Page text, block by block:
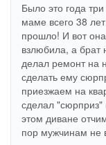
Было это года
маме всего 38
прошло! И вот
взлюбила, а брат
делал ремонт на
сделать ему
приезжаем на
сделал
этом диване
пор мужчинам не